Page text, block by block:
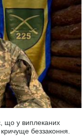
що у виплеканих
беззаконня.